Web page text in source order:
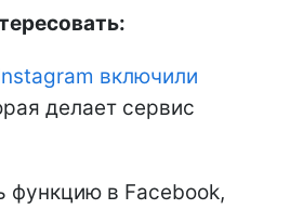
включили
делает сервис
функцию в Facebook,